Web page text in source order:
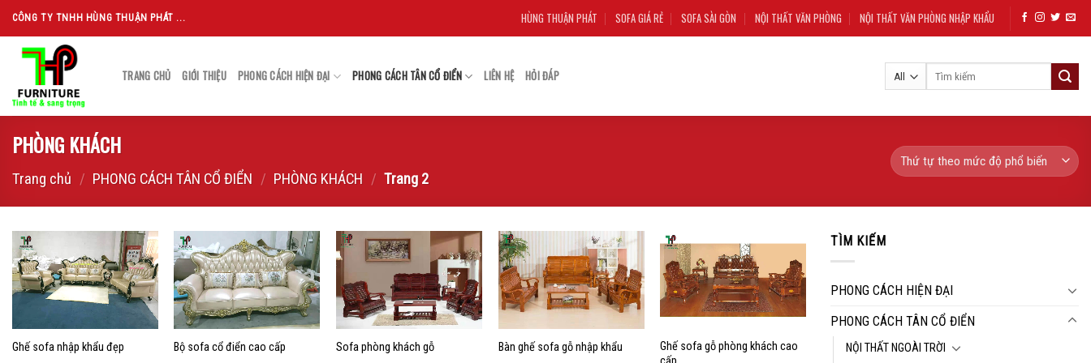
Skip
content
CÔNG TY TNHH HÙNG THUẬN PHÁT ... HÙNG THUẬN PHÁT SOFA GIÁ RẺ SOFA SÀI GÒN NỘI THẤT VĂN PHÒNG NỘI THẤT VĂN PHÒNG NHẬP KHẨU
TRANG CHỦ GIỚI THIỆU PHONG CÁCH HIỆN ĐẠI PHONG CÁCH TÂN CỔ ĐIỂN LIÊN HỆ HỎI ĐÁP
PHÒNG KHÁCH
Trang chủ / PHONG CÁCH TÂN CỔ ĐIỂN / PHÒNG KHÁCH / Trang 2
Add to
wishlist
Ghế sofa nhập khẩu đẹp
Add to
wishlist
Bộ sofa cổ điển cao cấp
Add to
wishlist
Sofa phòng khách gỗ
Add to
wishlist
Bàn ghế sofa gỗ nhập khẩu
Add to
wishlist
Ghế sofa gỗ phòng khách cao
TÌM KIẾM
PHONG CÁCH HIỆN ĐẠI
PHONG CÁCH TÂN CỔ ĐIỂN
NỘI THẤT NGOÀI TRỜI